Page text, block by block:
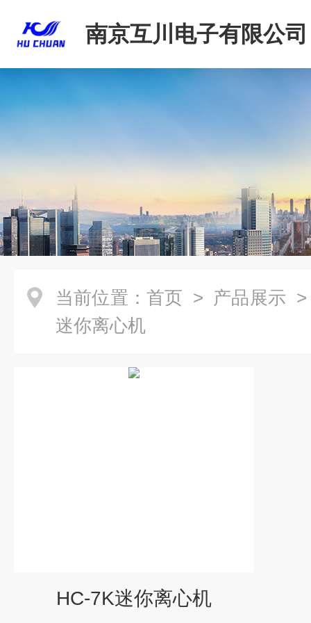
南京互川电子有限公司
当前位置： 首页 > 产品展示
迷你离心机
HC-7K迷你离心机